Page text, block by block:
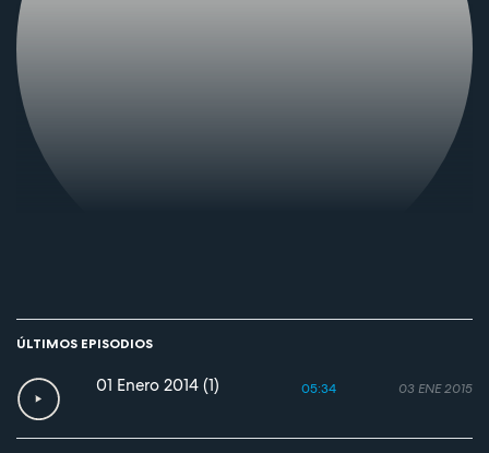
ÚLTIMOS EPISODIOS
01 Enero 2014 (1) 05:34 03 ENE 2015